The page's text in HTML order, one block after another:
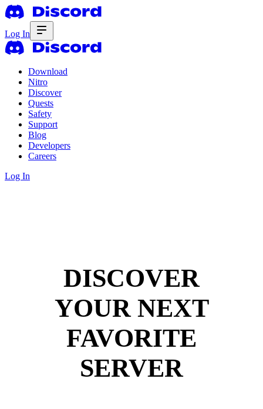
Log In
Download
Nitro
Discover
Quests
Safety
Support
Blog
Developers
Careers
Log In
DISCOVER
YOUR NEXT
FAVORITE
SERVER